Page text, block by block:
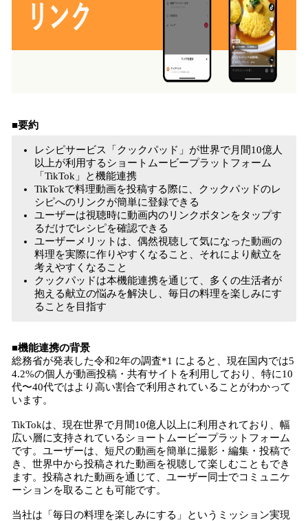
■要約
レシピサービス「クックパッド」が世界で月間10億人
以上が利用するショートムービープラットフォーム
「TikTok」と機能連携
TikTokで料理動画を投稿する際に、クックパッドのレ
シピへのリンクが簡単に登録できる
ユーザーは視聴時に動画内のリンクボタンをタップす
るだけでレシピを確認できる
ユーザーメリットは、偶然視聴して気になった動画の
料理を実際に作りやすくなること、それにより献立を
考えやすくなること
クックパッドは本機能連携を通じて、多くの生活者が
抱える献立の悩みを解決し、毎日の料理を楽しみにす
ることを目指す
■機能連携の背景
総務省が発表した令和2年の調査*1 によると、現在国内では5
4.2%の個人が動画投稿・共有サイトを利用しており、特に10
代〜40代ではより高い割合で利用されていることがわかって
います。
TikTokは、現在世界で月間10億人以上に利用されており、幅
広い層に支持されているショートムービープラットフォーム
です。ユーザーは、短尺の動画を簡単に撮影・編集・投稿で
き、世界中から投稿された動画を視聴して楽しむこともでき
ます。投稿された動画を通じて、ユーザー同士でコミュニケ
ーションを取ることも可能です。
当社は「毎日の料理を楽しみにする」というミッション実現